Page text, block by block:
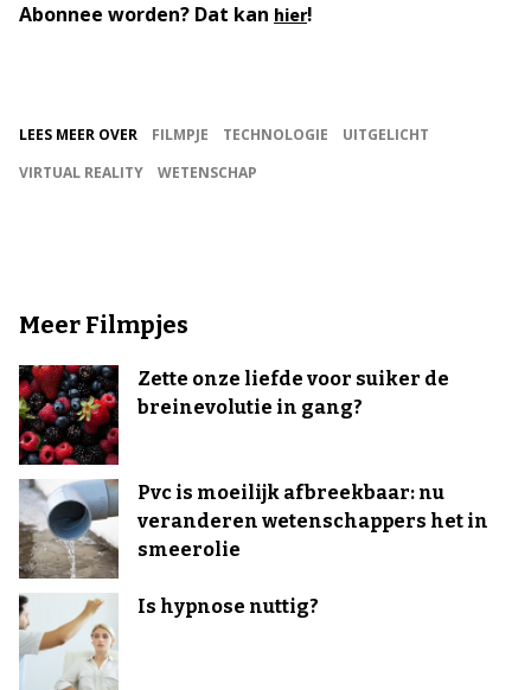
Abonnee worden? Dat kan hier!
LEES MEER OVER FILMPJE TECHNOLOGIE
UITGELICHT
VIRTUAL REALITY
WETENSCHAP
Meer Filmpjes
Zette onze liefde voor suiker de
breinevolutie in gang?
Pvc is moeilijk afbreekbaar: nu
veranderen wetenschappers het in
smeerolie
Is hypnose nuttig?